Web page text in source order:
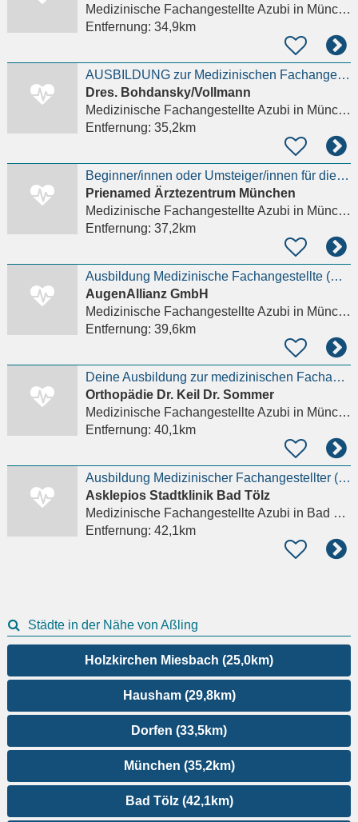
Medizinische Fachangestellte Azubi in München, Altstadt-Lehel
Entfernung: 34,9km
AUSBILDUNG zur Medizinischen Fachangestellten (m/w/d) in Orthopädiepraxis (Auszubildende, Azubi
Dres. Bohdansky/Vollmann
Medizinische Fachangestellte Azubi in München, Schwabing-West
Entfernung: 35,2km
Beginner/innen oder Umsteiger/innen für die Ausbildung zur Medizinischen Fachangestellten (m/w/d)
Prienamed Ärztezentrum München
Medizinische Fachangestellte Azubi in München, Sendling-Westpark
Entfernung: 37,2km
Ausbildung Medizinische Fachangestellte (m/w/d)
AugenAllianz GmbH
Medizinische Fachangestellte Azubi in München, Solln
Entfernung: 39,6km
Deine Ausbildung zur medizinischen Fachangestellten / MFA (m/w/d) in der Orthopädie – mitten in
Orthopädie Dr. Keil Dr. Sommer
Medizinische Fachangestellte Azubi in München, Laim
Entfernung: 40,1km
Ausbildung Medizinischer Fachangestellter (w/m/d)
Asklepios Stadtklinik Bad Tölz
Medizinische Fachangestellte Azubi in Bad Tölz
Entfernung: 42,1km
Städte in der Nähe von Aßling
Holzkirchen Miesbach (25,0km)
Hausham (29,8km)
Dorfen (33,5km)
München (35,2km)
Bad Tölz (42,1km)